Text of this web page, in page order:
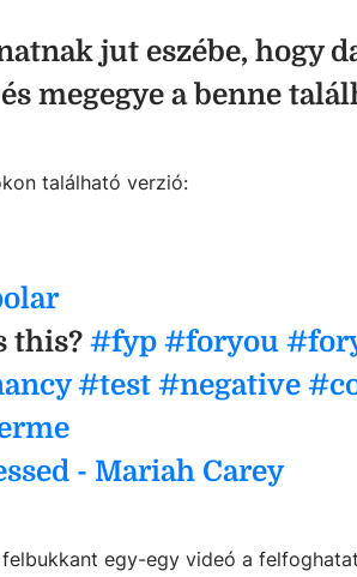
jut eszébe, hogy
megegye a benne
található verzió:
this? #fyp #foryou
#test #negative
- Mariah Carey
egy-egy videó a